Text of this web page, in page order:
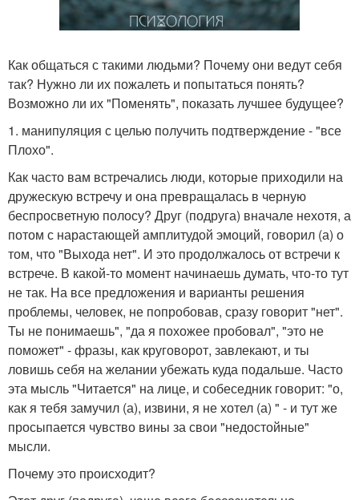
Как общаться с такими людьми? Почему они ведут себя
так? Нужно ли их пожалеть и попытаться понять?
Возможно ли их "Поменять", показать лучшее будущее?
1. манипуляция с целью получить подтверждение - "все
Плохо".
Как часто вам встречались люди, которые приходили на
дружескую встречу и она превращалась в черную
беспросветную полосу? Друг (подруга) вначале нехотя, а
потом с нарастающей амплитудой эмоций, говорил (а) о
том, что "Выхода нет". И это продолжалось от встречи к
встрече. В какой-то момент начинаешь думать, что-то тут
не так. На все предложения и варианты решения
проблемы, человек, не попробовав, сразу говорит "нет".
Ты не понимаешь", "да я похожее пробовал", "это не
поможет" - фразы, как круговорот, завлекают, и ты
ловишь себя на желании убежать куда подальше. Часто
эта мысль "Читается" на лице, и собеседник говорит: "о,
как я тебя замучил (а), извини, я не хотел (а) " - и тут же
просыпается чувство вины за свои "недостойные"
мысли.
Почему это происходит?